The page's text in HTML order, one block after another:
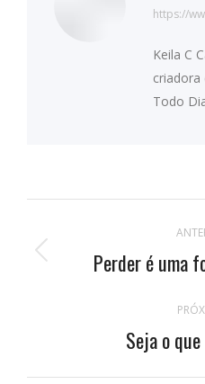
https://
Keila C
Todo
de
Perder é uma
Seja o